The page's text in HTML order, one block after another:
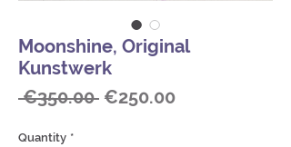
Moonshine, Original
Kunstwerk
€350.00 Regular
€250.00Sale
Quantity *